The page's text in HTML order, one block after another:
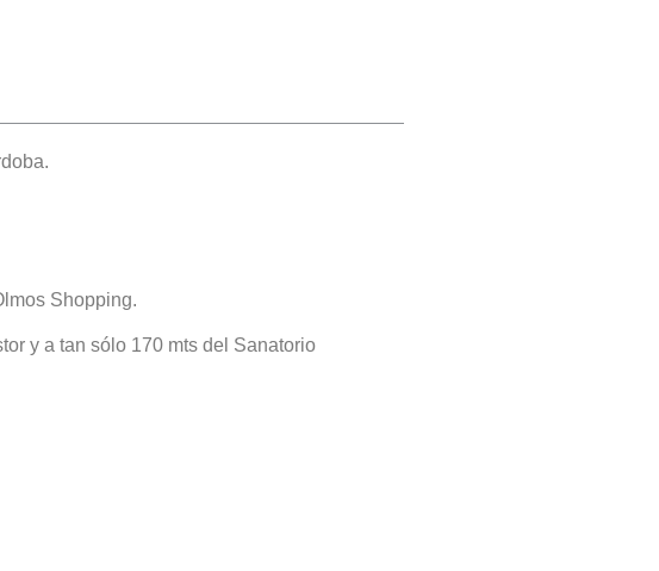
Shopping.
y a tan sólo 170 mts del Sanatorio